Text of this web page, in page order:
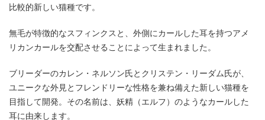
比較的新しい猫種です。
無毛が特徴的なスフィンクスと、外側にカールした耳を持つアメ
リカンカールを交配させることによって生まれました。
ブリーダーのカレン・ネルソン氏とクリステン・リーダム氏が、
ユニークな外見とフレンドリーな性格を兼ね備えた新しい猫種を
目指して開発。その名前は、妖精（エルフ）のようなカールした
耳に由来します。